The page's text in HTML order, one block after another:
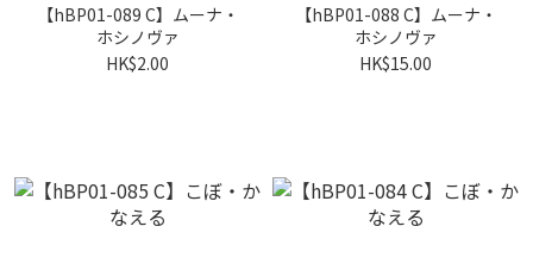
【hBP01-089 C】ムーナ・
ホシノヴァ
HK$2.00
【hBP01-088 C】ムーナ・
ホシノヴァ
HK$15.00